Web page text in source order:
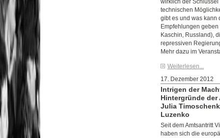
wirklich der
technischen
gibt es und was kann
Empfehlungen
Kaschin, Russland),
repressiven
Mehr dazu im
Weiterlesen...
17. Dezember 2012
Intrigen der
Hintergründe
Julia
Luzenko
Seit dem Amtsantritt
haben sich die